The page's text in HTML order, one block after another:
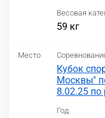
Весовая
59 кг
Место
Кубок
Москвы"
8.02.25
Год